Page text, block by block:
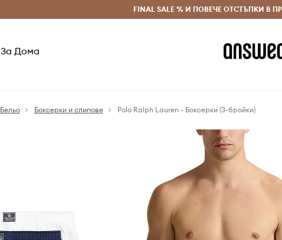
Безплатни доставка и връщане за поръчки над 70 EUR
FINAL SALE % И ПОВЕЧЕ ОТСТЪПКИ В
За Дома
Бельо Боксерки и слипове Polo Ralph Lauren - Боксерки (3-бройки)